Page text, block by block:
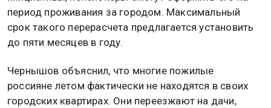
период проживания за городом. Максимальный
срок такого перерасчета предлагается установить
до пяти месяцев в году.
Чернышов объяснил, что многие пожилые
россияне летом фактически не находятся в своих
городских квартирах. Они переезжают на дачи,